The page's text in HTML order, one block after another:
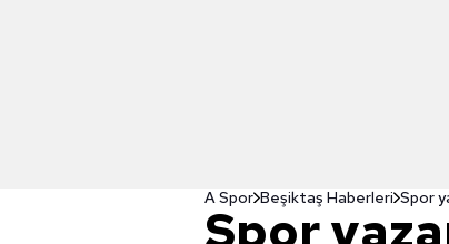
A Spor Beşiktaş Haberleri Spor
Spor